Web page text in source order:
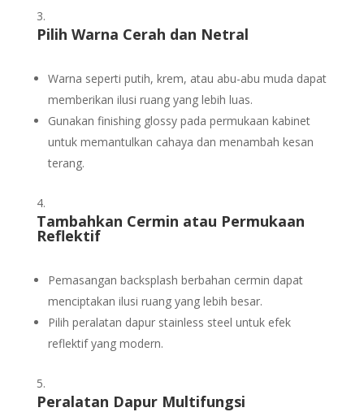
Pilih Warna Cerah dan Netral
Warna seperti putih, krem, atau abu-abu muda dapat
memberikan ilusi ruang yang lebih luas.
Gunakan finishing glossy pada permukaan kabinet
untuk memantulkan cahaya dan menambah kesan
terang.
Tambahkan Cermin atau Permukaan
Reflektif
Pemasangan backsplash berbahan cermin dapat
menciptakan ilusi ruang yang lebih besar.
Pilih peralatan dapur stainless steel untuk efek
reflektif yang modern.
Peralatan Dapur Multifungsi